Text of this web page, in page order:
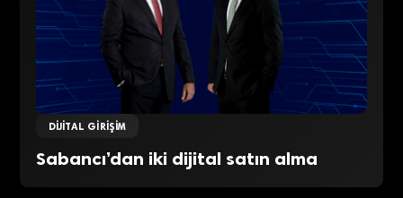
DIJITAL GIRIŞIM
Sabancı’dan iki dijital satın alma